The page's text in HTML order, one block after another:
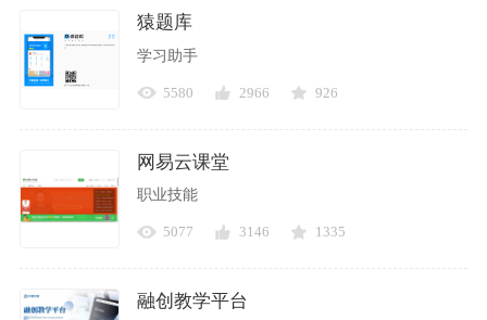
猿题库
学习助手
5580 2966 926
网易云课堂
职业技能
5077 3146 1335
融创教学平台